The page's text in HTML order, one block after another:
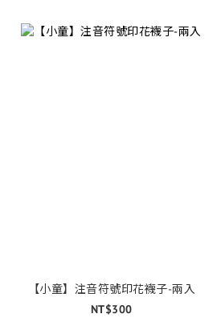
【小童】注音符號印花襪子-兩入
NT$300